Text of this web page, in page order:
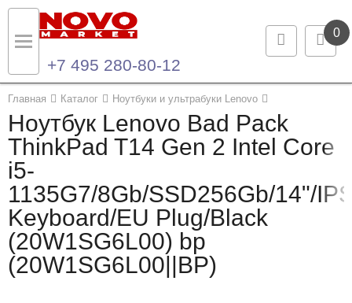
0
+7 495 280-80-12
Главная Каталог Ноутбуки и ультрабуки Lenovo
Ноутбук Lenovo Bad Pack
ThinkPad T14 Gen 2 Intel Core
i5-
1135G7/8Gb/SSD256Gb/14"/
Keyboard/EU Plug/Black
(20W1SG6L00) bp
(20W1SG6L00||BP)
Назад
Каталог продукции
Ноутбуки и ультрабуки
Компьютеры
Моноблоки
Серверы и СХД
Назад
Контакты
Контактная информация